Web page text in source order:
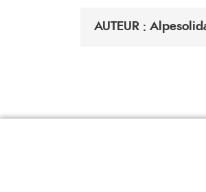
AUTEUR :